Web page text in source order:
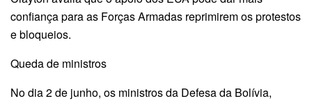
confiança para as Forças Armadas reprimirem os protestos
e bloqueios.
Queda de ministros
No dia 2 de junho, os ministros da Defesa da Bolívia,